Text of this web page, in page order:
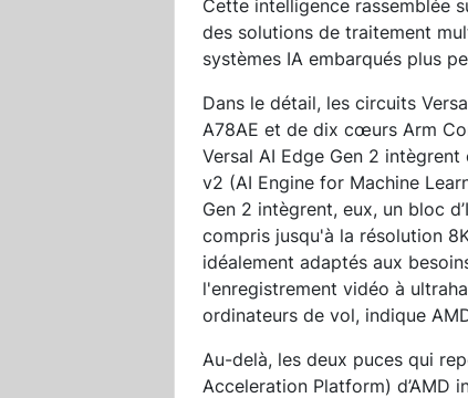
Cette intelligence rassemblée
des solutions de traitement
systèmes IA embarqués plus
Dans le détail, les circuits
A78AE et de dix cœurs Arm
Versal AI Edge Gen 2
v2 (AI Engine for Machine
Gen 2 intègrent, eux, un bloc
compris jusqu'à la résolution
idéalement adaptés aux
l'enregistrement vidéo à
ordinateurs de vol, indique
Au-delà, les deux puces qui
Acceleration Platform) d’AMD